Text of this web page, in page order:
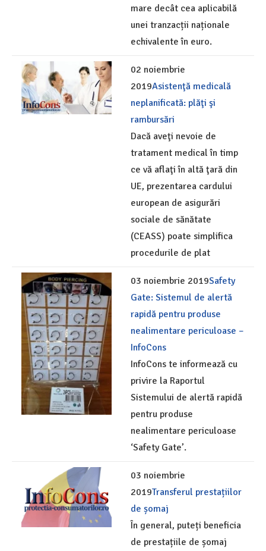
mare decât cea aplicabilă
unei tranzacții naționale
echivalente în euro.
02 noiembrie
2019Asistenţă medicală
neplanificată: plăţi şi
rambursări
Dacă aveţi nevoie de
tratament medical în timp
ce vă aflaţi în altă ţară din
UE, prezentarea cardului
european de asigurări
sociale de sănătate
(CEASS) poate simplifica
procedurile de plat
03 noiembrie 2019Safety
Gate: Sistemul de alertă
rapidă pentru produse
nealimentare periculoase –
InfoCons
InfoCons te informează cu
privire la Raportul
Sistemului de alertă rapidă
pentru produse
nealimentare periculoase
‘Safety Gate’.
03 noiembrie
2019Transferul prestațiilor
de șomaj
În general, puteți beneficia
de prestațiile de șomaj